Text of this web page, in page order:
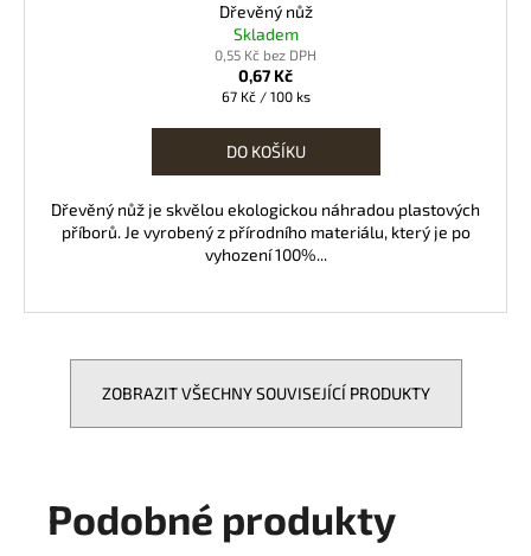
Dřevěný nůž
Skladem
0,55 Kč bez DPH
0,67 Kč
Měrná
67 Kč / 100 ks
DO KOŠÍKU
Dřevěný nůž je skvělou ekologickou náhradou plastových
příborů. Je vyrobený z přírodního materiálu, který je po
vyhození 100%...
ZOBRAZIT VŠECHNY SOUVISEJÍCÍ PRODUKTY
Podobné produkty